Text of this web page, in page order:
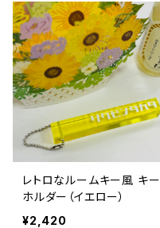
レトロなルームキー風 キー
ホルダー（イエロー）
¥2,420